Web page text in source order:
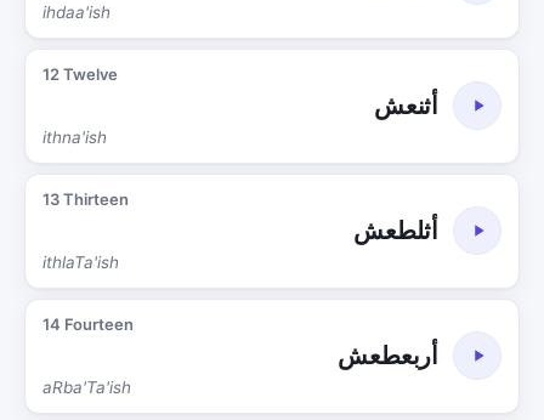
ihdaa'ish
12 Twelve
أثنعش
ithna'ish
13 Thirteen
أثلطعش
ithlaTa'ish
14 Fourteen
أربعطعش
aRba'Ta'ish